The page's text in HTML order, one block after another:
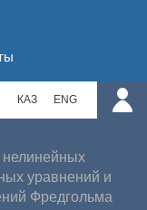
КАЗ ENG
уравнений и
Фредгольма